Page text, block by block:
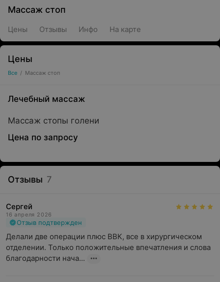
Массаж стоп
Цены Отзывы Инфо На карте
Цены
Все / Массаж стоп
Лечебный массаж
Массаж стопы голени
Цена по запросу
Отзывы 7
Сергей
16 апреля 2026
Отзыв подтвержден
Делали две операции плюс ВВК, все в хирургическом
отделении. Только положительные впечатления и слова
благодарности нача...